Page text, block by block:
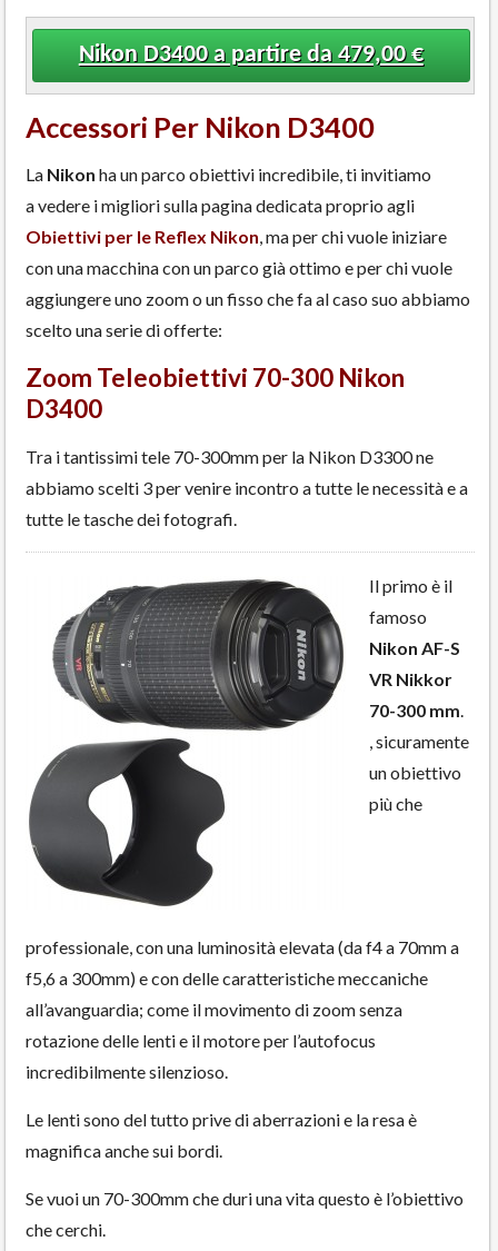
Nikon D3400 a partire da 479,00 €
Accessori Per Nikon D3400
La Nikon ha un parco obiettivi incredibile, ti invitiamo
a vedere i migliori sulla pagina dedicata proprio agli
Obiettivi per le Reflex Nikon , ma per chi vuole iniziare
con una macchina con un parco già ottimo e per chi vuole
aggiungere uno zoom o un fisso che fa al caso suo abbiamo
scelto una serie di offerte:
Zoom Teleobiettivi 70-300 Nikon
D3400
Tra i tantissimi tele 70-300mm per la Nikon D3300 ne
abbiamo scelti 3 per venire incontro a tutte le necessità e a
tutte le tasche dei fotografi.
Il primo è il
famoso
Nikon AF-S
VR Nikkor
70-300 mm
, sicuramente
un obiettivo
più che
professionale, con una luminosità elevata (da f4 a 70mm a
f5,6 a 300mm) e con delle caratteristiche meccaniche
all’avanguardia; come il movimento di zoom senza
rotazione delle lenti e il motore per l’autofocus
incredibilmente silenzioso.
Le lenti sono del tutto prive di aberrazioni e la resa è
magnifica anche sui bordi.
Se vuoi un 70-300mm che duri una vita questo è l’obiettivo
che cerchi.